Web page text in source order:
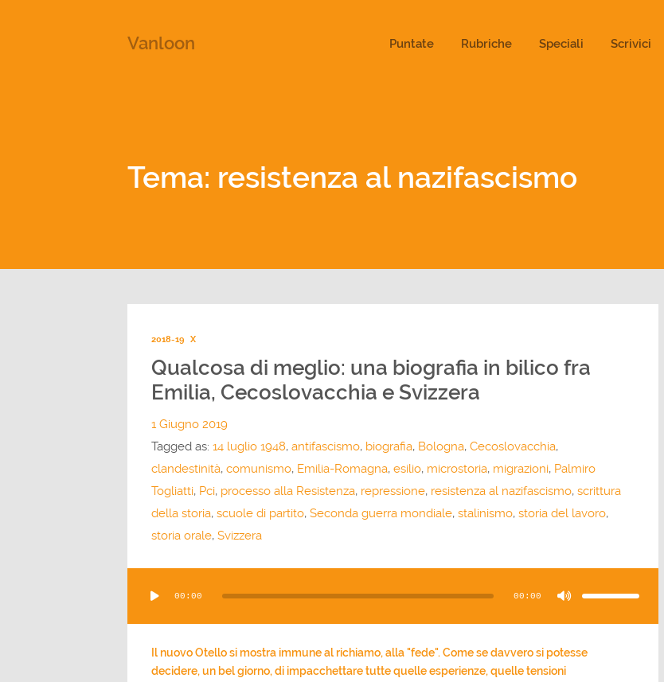
Vanloon Puntate Rubriche Speciali Scrivici
Tema: resistenza al nazifascismo
2018-19 X
Qualcosa di meglio: una biografia in bilico fra
Emilia, Cecoslovacchia e Svizzera
1 Giugno 2019
Tagged as: 14 luglio 1948, antifascismo, biografia, Bologna, Cecoslovacchia,
clandestinità, comunismo, Emilia-Romagna, esilio, microstoria, migrazioni, Palmiro
Togliatti, Pci, processo alla Resistenza, repressione, resistenza al nazifascismo, scrittura
della storia, scuole di partito, Seconda guerra mondiale, stalinismo, storia del lavoro,
storia orale, Svizzera
Player
00:00 00:00
freccia
aumentare
il
volume.
Il nuovo Otello si mostra immune al richiamo, alla "fede". Come se davvero si potesse
decidere, un bel giorno, di impacchettare tutte quelle esperienze, quelle tensioni